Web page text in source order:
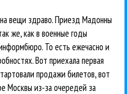
вещи здраво. Приезд Мадонны
же, как в военные годы
То есть ежечасно и
Вот приехала первая
продажи билетов, вот
Москвы из-за очередей за